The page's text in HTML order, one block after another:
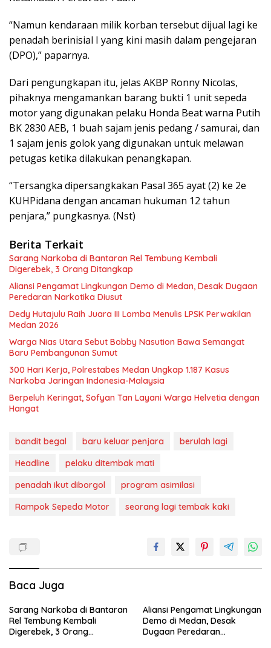
“Namun kendaraan milik korban tersebut dijual lagi ke
penadah berinisial I yang kini masih dalam pengejaran
(DPO),” paparnya.
Dari pengungkapan itu, jelas AKBP Ronny Nicolas,
pihaknya mengamankan barang bukti 1 unit sepeda
motor yang digunakan pelaku Honda Beat warna Putih
BK 2830 AEB, 1 buah sajam jenis pedang / samurai, dan
1 sajam jenis golok yang digunakan untuk melawan
petugas ketika dilakukan penangkapan.
“Tersangka dipersangkakan Pasal 365 ayat (2) ke 2e
KUHPidana dengan ancaman hukuman 12 tahun
penjara,” pungkasnya. (Nst)
Berita Terkait
Sarang Narkoba di Bantaran Rel Tembung Kembali
Digerebek, 3 Orang Ditangkap
Aliansi Pengamat Lingkungan Demo di Medan, Desak Dugaan
Peredaran Narkotika Diusut
Dedy Hutajulu Raih Juara III Lomba Menulis LPSK Perwakilan
Medan 2026
Warga Nias Utara Sebut Bobby Nasution Bawa Semangat
Baru Pembangunan Sumut
300 Hari Kerja, Polrestabes Medan Ungkap 1.187 Kasus
Narkoba Jaringan Indonesia-Malaysia
Berpeluh Keringat, Sofyan Tan Layani Warga Helvetia dengan
Hangat
bandit begal baru keluar penjara
berulah lagi
Headline
pelaku ditembak mati
penadah ikut diborgol
program asimilasi
Rampok Sepeda Motor
seorang lagi tembak kaki
Baca Juga
Sarang Narkoba di Bantaran
Rel Tembung Kembali
Digerebek, 3 Orang
Aliansi Pengamat Lingkungan
Demo di Medan, Desak
Dugaan Peredaran